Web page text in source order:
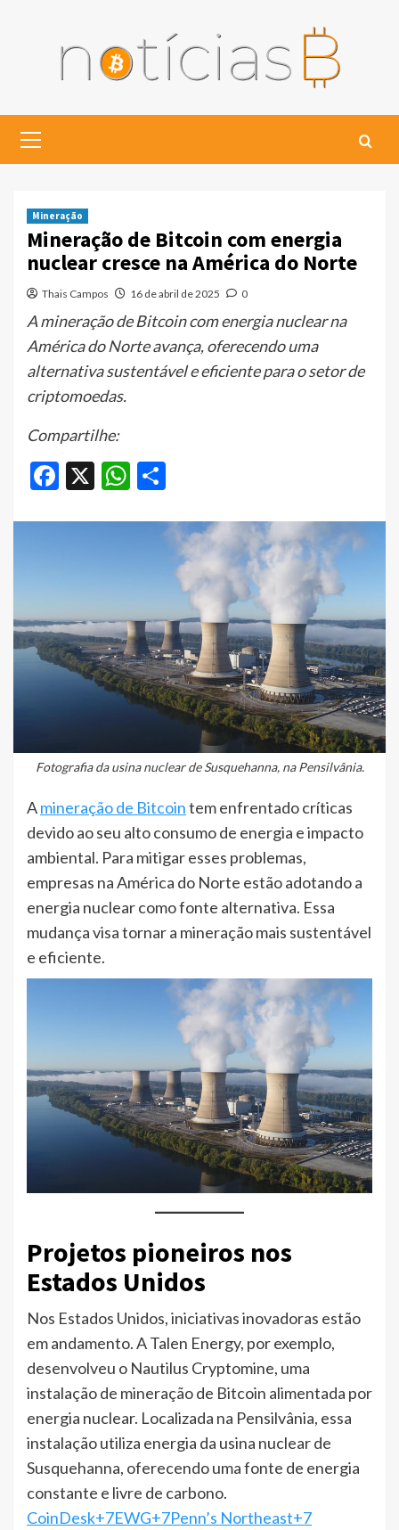
Menu
Mineração
Mineração de Bitcoin com energia
nuclear cresce na América do Norte
Thais Campos 16 de abril de 2025 0
A mineração de Bitcoin com energia nuclear na
América do Norte avança, oferecendo uma
alternativa sustentável e eficiente para o setor de
criptomoedas.
Compartilhe:
Facebook
X WhatsApp
Fotografia da usina nuclear de Susquehanna, na Pensilvânia.
Amineração de Bitcointem enfrentado críticas
devido ao seu alto consumo de energia e impacto
ambiental. Para mitigar esses problemas,
empresas na América do Norte estão adotando a
energia nuclear como fonte alternativa. Essa
mudança visa tornar a mineração mais sustentável
e eficiente.​
Projetos pioneiros nos
Estados Unidos
Nos Estados Unidos, iniciativas inovadoras estão
em andamento. A Talen Energy, por exemplo,
desenvolveu o Nautilus Cryptomine, uma
instalação de mineração de Bitcoin alimentada por
energia nuclear. Localizada na Pensilvânia, essa
instalação utiliza energia da usina nuclear de
Susquehanna, oferecendo uma fonte de energia
constante e livre de carbono.​
CoinDesk+7EWG+7Penn’s Northeast+7